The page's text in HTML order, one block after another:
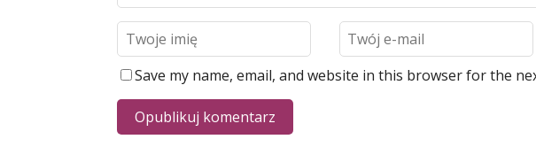
Save my name, email, and website in this browser for the